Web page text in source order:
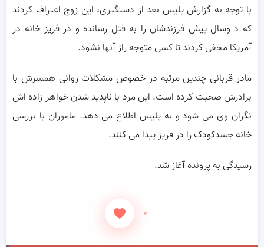
با توجه به گزارش پلیس بعد از دستگیری، این زوج اعتراف کردند
که د وسال پیش فرزندشان را به قتل رسانده و در فریز خانه در
آمریکا مخفی کردند تا کسی متوجه راز آنها نشود.
مادر قربانی چندین مرتبه در خصوص مشکلات روانی همسرش با
برادرش صحبت کرده است. این مرد با ناپدید شدن خواهر زاده اش
نگران وی می شود و به پلیس اطلاع می دهد. ماموران با بررسی
خانه جسدکودک را در فریز پیدا می کنند.
رسیدگی به پرونده آغاز شد.
۰